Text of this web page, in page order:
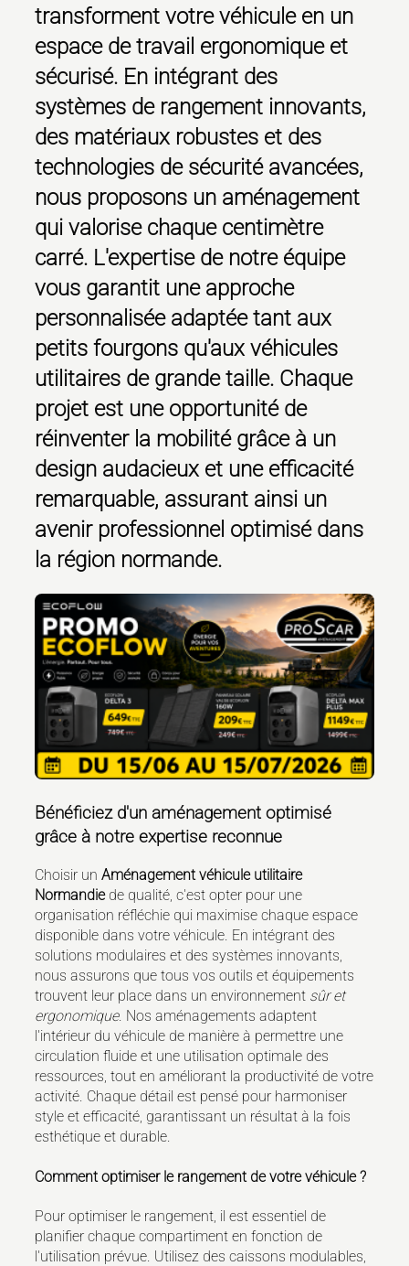
transforment votre véhicule en un
espace de travail ergonomique et
sécurisé. En intégrant des
systèmes de rangement innovants,
des matériaux robustes et des
technologies de sécurité avancées,
nous proposons un aménagement
qui valorise chaque centimètre
carré. L'expertise de notre équipe
vous garantit une approche
personnalisée adaptée tant aux
petits fourgons qu'aux véhicules
utilitaires de grande taille. Chaque
projet est une opportunité de
réinventer la mobilité grâce à un
design audacieux et une efficacité
remarquable, assurant ainsi un
avenir professionnel optimisé dans
la région normande.
Bénéficiez d'un aménagement optimisé
grâce à notre expertise reconnue
Choisir unAménagement véhicule utilitaire
Normandiede qualité, c'est opter pour une
organisation réfléchie qui maximise chaque espace
disponible dans votre véhicule. En intégrant des
solutions modulaires et des systèmes innovants,
nous assurons que tous vos outils et équipements
trouvent leur place dans un environnement sûr et
ergonomique. Nos aménagements adaptent
l'intérieur du véhicule de manière à permettre une
circulation fluide et une utilisation optimale des
ressources, tout en améliorant la productivité de votre
activité. Chaque détail est pensé pour harmoniser
style et efficacité, garantissant un résultat à la fois
esthétique et durable.
Comment optimiser le rangement de votre véhicule ?
Pour optimiser le rangement, il est essentiel de
planifier chaque compartiment en fonction de
l'utilisation prévue. Utilisez des caissons modulables,